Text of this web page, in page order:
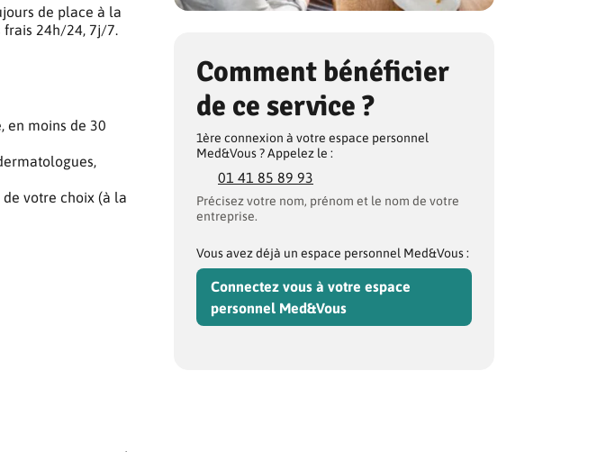
de place à la
frais 24h/24, 7j/7.
en moins de 30
votre choix (à la
Comment bénéficier
de ce service ?
1ère connexion à votre espace personnel
Med&Vous ? Appelez le :
01 41 85 89 93
Précisez votre nom, prénom et le nom de votre
entreprise.
Vous avez déjà un espace personnel Med&Vous :
Connectez vous à votre espace
personnel Med&Vous